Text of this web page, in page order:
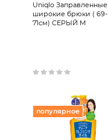
Uniqlo Заправленные
широкие брюки ( 69-
71см) СЕРЫЙ M
популярное